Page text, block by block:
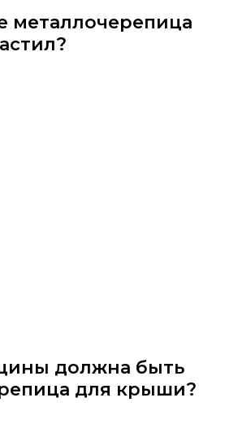
металлочерепица​
должна быть
для крыши?